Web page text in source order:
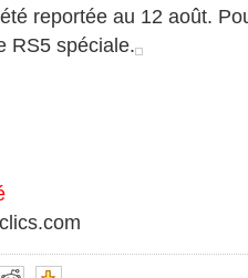
reportée au 12 août.
RS5 spéciale.